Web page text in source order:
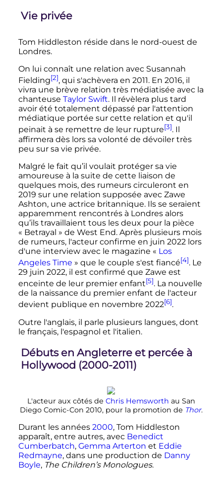
Vie privée
Tom Hiddleston réside dans le nord-ouest de
Londres.
On lui connaît une relation avec Susannah
Fielding[2], qui s'achèvera en 2011. En 2016, il
vivra une brève relation très médiatisée avec la
chanteuse Taylor Swift. Il révèlera plus tard
avoir été totalement dépassé par l'attention
médiatique portée sur cette relation et qu'il
peinait à se remettre de leur rupture[3]. Il
affirmera dès lors sa volonté de dévoiler très
peu sur sa vie privée.
Malgré le fait qu’il voulait protéger sa vie
amoureuse à la suite de cette liaison de
quelques mois, des rumeurs circuleront en
2019 sur une relation supposée avec Zawe
Ashton, une actrice britannique. Ils se seraient
apparemment rencontrés à Londres alors
qu’ils travaillaient tous les deux pour la pièce
« Betrayal » de West End. Après plusieurs mois
de rumeurs, l'acteur confirme en juin 2022 lors
d'une interview avec le magazine « Los
Angeles Time » que le couple s'est fiancé[4]. Le
29 juin 2022, il est confirmé que Zawe est
enceinte de leur premier enfant[5]. La nouvelle
de la naissance du premier enfant de l'acteur
devient publique en novembre 2022[6].
Outre l'anglais, il parle plusieurs langues, dont
le français, l'espagnol et l'italien.
Débuts en Angleterre et percée à
Hollywood (2000-2011)
L'acteur aux côtés de Chris Hemsworth au San
Diego Comic-Con 2010, pour la promotion de Thor.
Durant les années 2000, Tom Hiddleston
apparaît, entre autres, avec Benedict
Cumberbatch, Gemma Arterton et Eddie
Redmayne, dans une production de Danny
Boyle, The Children’s Monologues.